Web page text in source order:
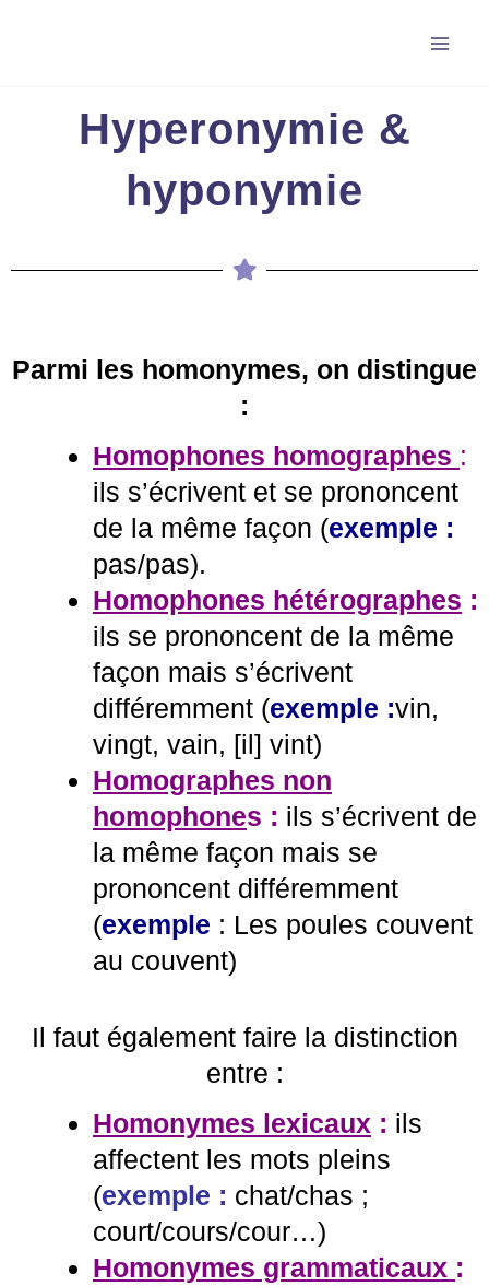
Hyperonymie &
hyponymie
Parmi les homonymes, on distingue
:
Homophones homographes :
ils s’écrivent et se prononcent
de la même façon (exemple :
pas/pas).
Homophones hétérographes :
ils se prononcent de la même
façon mais s’écrivent
différemment (exemple :vin,
vingt, vain, [il] vint)
Homographes non
homophones : ils s’écrivent de
la même façon mais se
prononcent différemment
(exemple : Les poules couvent
au couvent)
Il faut également faire la distinction
entre :
Homonymes lexicaux : ils
affectent les mots pleins
(exemple : chat/chas ;
court/cours/cour…)
Homonymes grammaticaux :